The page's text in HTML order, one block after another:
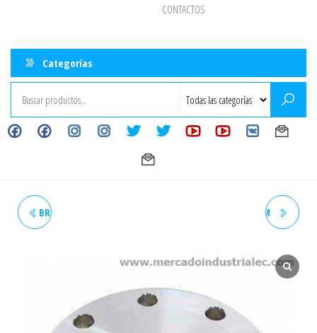
CONTACTOS
Categorías
BRIDA CIEGA 1/2" 150# ASTM BRIDA CIEGA 1" 150# ASTM